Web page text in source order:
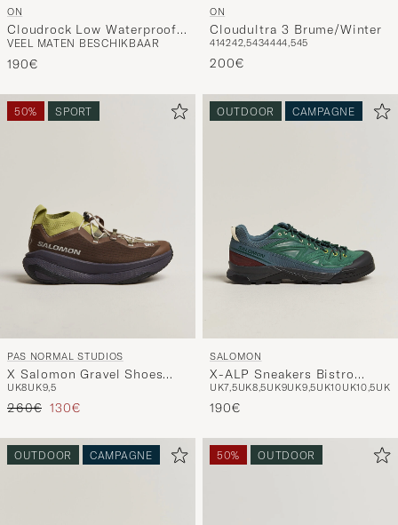
ON
Cloudrock Low Waterproof
Earth/Black
VEEL MATEN BESCHIKBAAR
190€
ON
Cloudultra 3 Brume/Winter
414242,5434444,545
200€
50% SPORT
PAS NORMAL STUDIOS
X Salomon Gravel Shoes
Dark Earth
UK8UK9,5
Reguliere prijs
260€ Verlaagd prijs
130€
OUTDOOR CAMPAGNE
SALOMON
X-ALP Sneakers Bistro
Green/Stormy Weather
UK7,5UK8,5UK9UK9,5UK10UK10,5
190€
OUTDOOR CAMPAGNE 50% OUTDOOR